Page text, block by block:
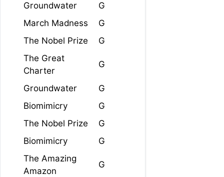
Groundwater
G
March Madness
G
The Nobel Prize
G
The Great
Charter
G
Groundwater
G
Biomimicry
G
The Nobel Prize
G
Biomimicry
G
The Amazing
Amazon
G